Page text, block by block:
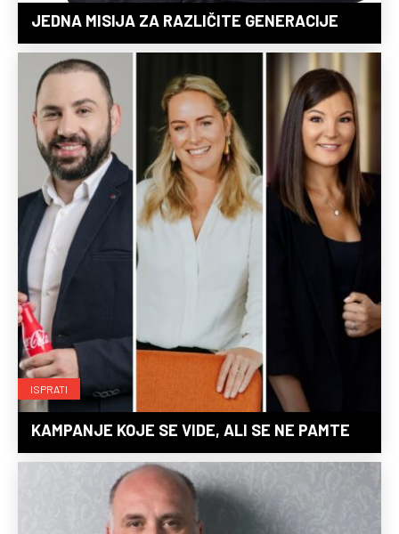
JEDNA MISIJA ZA RAZLIČITE GENERACIJE
ISPRATI
KAMPANJE KOJE SE VIDE, ALI SE NE PAMTE